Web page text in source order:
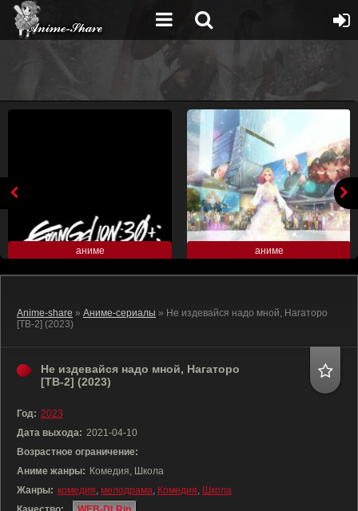
аниме аниме
Anime-share » Аниме-сериалы » Не издевайся надо мной, Нагаторо
[ТВ-2] (2023)
Не издевайся надо мной, Нагаторо
[ТВ-2] (2023)
Год: 2023
Дата выхода: 2021-04-10
Возрастное ограничение:
Аниме жанры: Комедия, Школа
Жанры: комедия, мелодрама, Комедия, Школа